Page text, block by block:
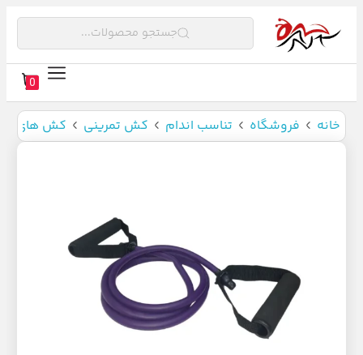
جستجو محصولات...
0
خانه فروشگاه تناسب اندام کش تمرینی کش های CX سی ایکس